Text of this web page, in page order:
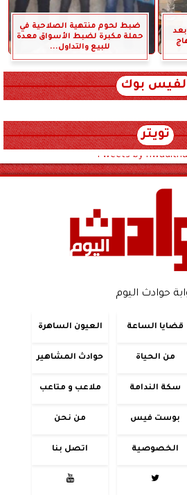
ضبط لحوم منتهية الصلاحية في
حملة مكبرة لضبط الأسواق معدة
للبيع والتداول...
بوك
تويتر
Tweets by
حوادث اليوم
قضايا الساعة العيون الساهرة
من الحياة حوادث المشاهير
سكة الندامة ملاعب و متاعب
بوست فيس من نحن
الخصوصية اتصل بنا

